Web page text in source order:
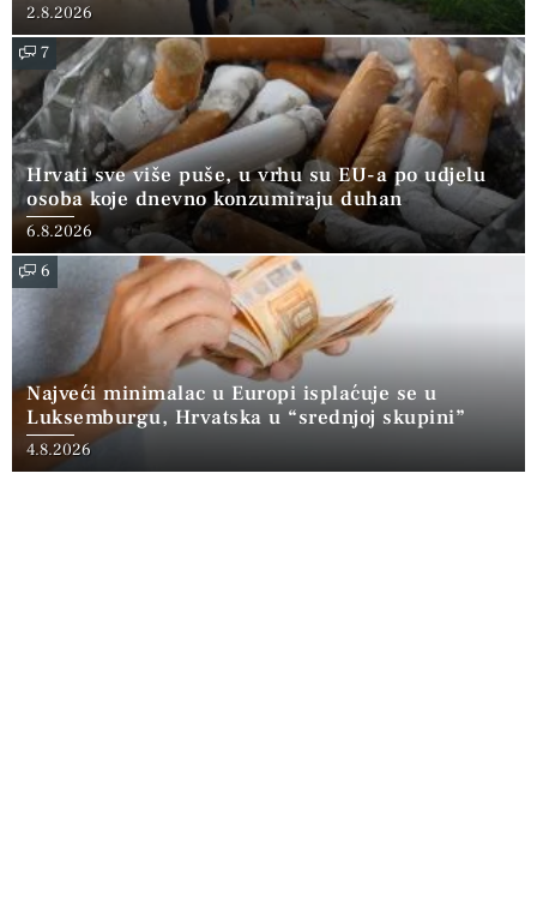
2.8.2026
7
Hrvati sve više puše, u vrhu su EU-a po udjelu
osoba koje dnevno konzumiraju duhan
6.8.2026
6
Najveći minimalac u Europi isplaćuje se u
Luksemburgu, Hrvatska u “srednjoj skupini”
4.8.2026